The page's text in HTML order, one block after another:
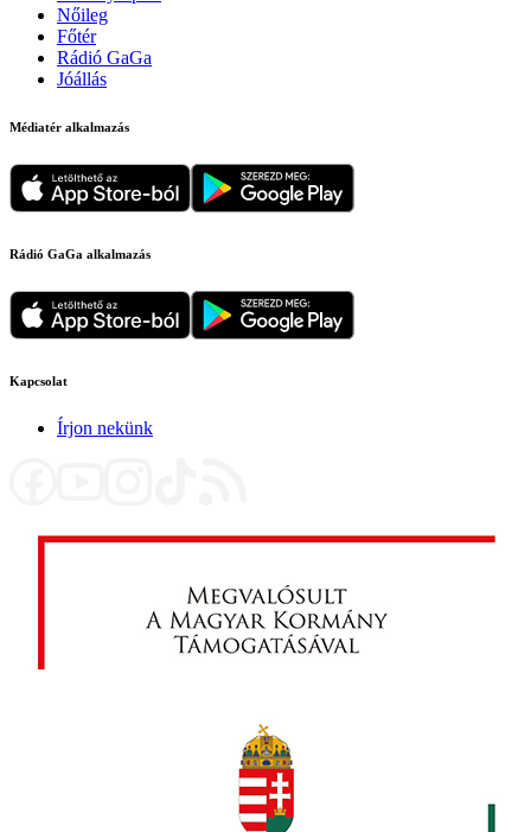
Nőileg
Főtér
Rádió GaGa
Jóállás
Médiatér alkalmazás
Rádió GaGa alkalmazás
Kapcsolat
Írjon nekünk